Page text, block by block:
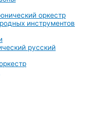
оркестр
инструментов
русский